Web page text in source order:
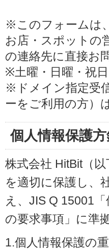
※このフォームは
お店・スポットの
の連絡先に直接お
※土曜・日曜・祝
※ドメイン指定受
ーをご利用の方）
個人情報保護
株式会社 HitBit（
を適切に保護し、
え、JIS Q 15001
の要求事項」に準
1.個人情報保護の